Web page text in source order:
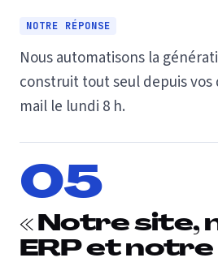
NOTRE RÉPONSE
Nous automatisons la
construit tout seul depuis
mail le lundi 8 h.
05
« Notre site,
ERP et